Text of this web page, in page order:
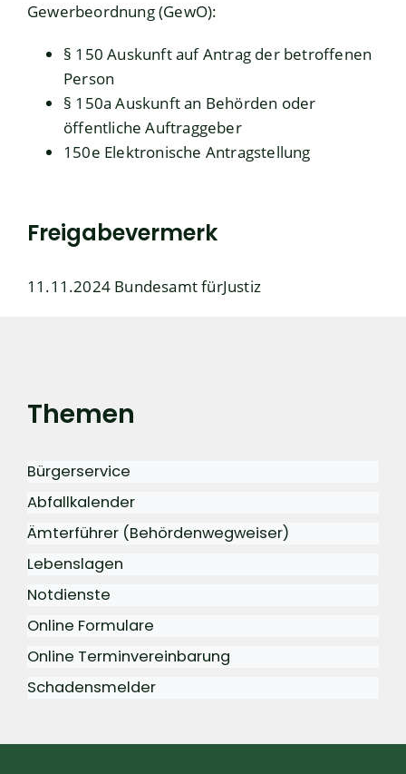
Gewerbeordnung (GewO):
§ 150 Auskunft auf Antrag der betroffenen
Person
§ 150a Auskunft an Behörden oder
öffentliche Auftraggeber
150e Elektronische Antragstellung
Freigabevermerk
11.11.2024 Bundesamt fürJustiz
Themen
Bürgerservice
Abfallkalender
Ämterführer (Behördenwegweiser)
Lebenslagen
Notdienste
Online Formulare
Online Terminvereinbarung
Schadensmelder